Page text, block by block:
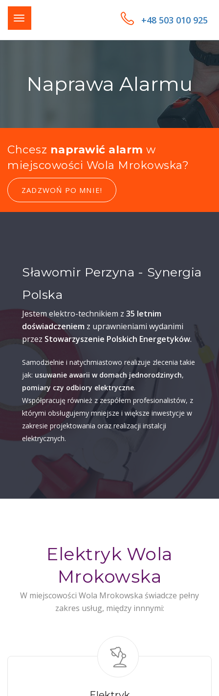
+48 503 010 925
Naprawa Alarmu
Chcesz naprawić alarm w
miejscowości Wola Mrokowska?
ZADZWOŃ PO MNIE!
Sławomir Perzyna - Synergia
Polska
Jestem elektro-technikiem z 35 letnim
doświadczeniem z uprawnieniami wydanimi
przez Stowarzyszenie Polskich Energetyków.
Samodzielnie i natychmiastowo realizuje zlecenia takie
jak: usuwanie awarii w domach jednorodzinych,
pomiary czy odbiory elektryczne.
Współpracuję również z zespółem profesionalistów, z
którymi obsługujemy mniejsze i większe inwestycje w
zakresie projektowania oraz realizacji instalcji
elektrycznych.
Elektryk Wola
Mrokowska
W miejscowości Wola Mrokowska świadcze pełny
zakres usług, między innnymi: